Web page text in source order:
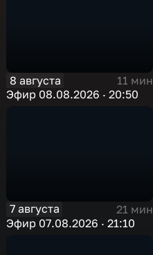
8 августа
11 мин
Эфир 08.08.2026 · 20:50
7 августа
21 мин
Эфир 07.08.2026 · 21:10